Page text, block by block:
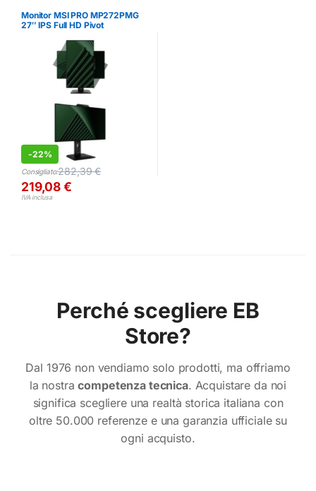
Monitor MSI PRO MP272PMG
27″ IPS Full HD Pivot
-22%
Consigliato:282,39€
219,08€
IVA inclusa
Perché scegliere EB
Store?
Dal 1976 non vendiamo solo prodotti, ma offriamo
la nostracompetenza tecnica. Acquistare da noi
significa scegliere una realtà storica italiana con
oltre 50.000 referenze e una garanzia ufficiale su
ogni acquisto.